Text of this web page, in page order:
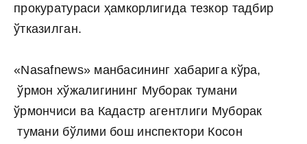
прокуратураси ҳамкорлигида тезкор тадбир
ўтказилган.
«Nasafnews» манбасининг хабарига кўра,
ўрмон хўжалигининг Муборак тумани
ўрмончиси ва Кадастр агентлиги Муборак
тумани бўлими бош инспектори Косон